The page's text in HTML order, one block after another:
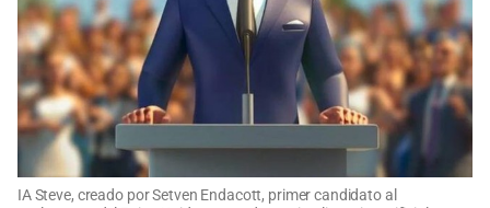
IA Steve, creado por Setven Endacott, primer candidato al